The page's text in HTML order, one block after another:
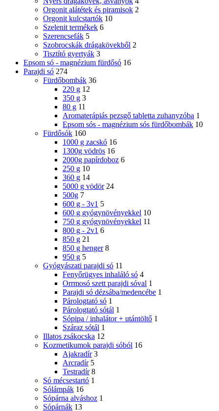
Orgonit alátétek és piramisok 2
Orgonit kulcstartók 10
Szelenit termékek 6
Szerencsefák 5
Szobrocskák drágakövekből 2
Tisztító gyertyák 3
Epsom só - magnézium fürdősó 16
Parajdi só 274
Fürdőbombák 36
220 g 12
350 g 3
80 g 11
Aromaterápiás pezsgő tabletta zuhanyzóba 1
Epsom sós - magnézium sós fürdőbombák 10
Fürdősók 160
1000 g zacskó 16
1300g vödrös 16
2000g papírdoboz 6
250 g 10
360 g 14
5000 g vödör 24
500g 7
600 g - 3v1 5
600 g gyógynövényekkel 10
750 g gyógynövényekkel 11
800 g - 2v1 6
850 g 21
850 g henger 8
950 g 5
Gyógyászati ​​parajdi só 11
Fenyőrügyes inhaláló só 4
Orrmosó szett parajdi sóval 1
Parajdi só dézsába/medencébe 1
Párologtató só 1
Párologtató sótál 1
Sópipa / inhalátor + utántöltő 1
Száraz sótál 1
Illatos zsákocska 12
Kozmetikumok parajdi sóból 16
Ajakradír 3
Arcradír 5
Testradír 8
Só mécsestartó 1
Sólámpák 16
Sópárna alváshoz 1
Sópárnák 13